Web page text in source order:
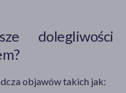
dolegliwości
objawów takich jak: